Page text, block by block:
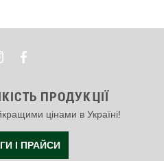
ПРОДУКЦІЇ
цінами в Україні!
І ПРАЙСИ